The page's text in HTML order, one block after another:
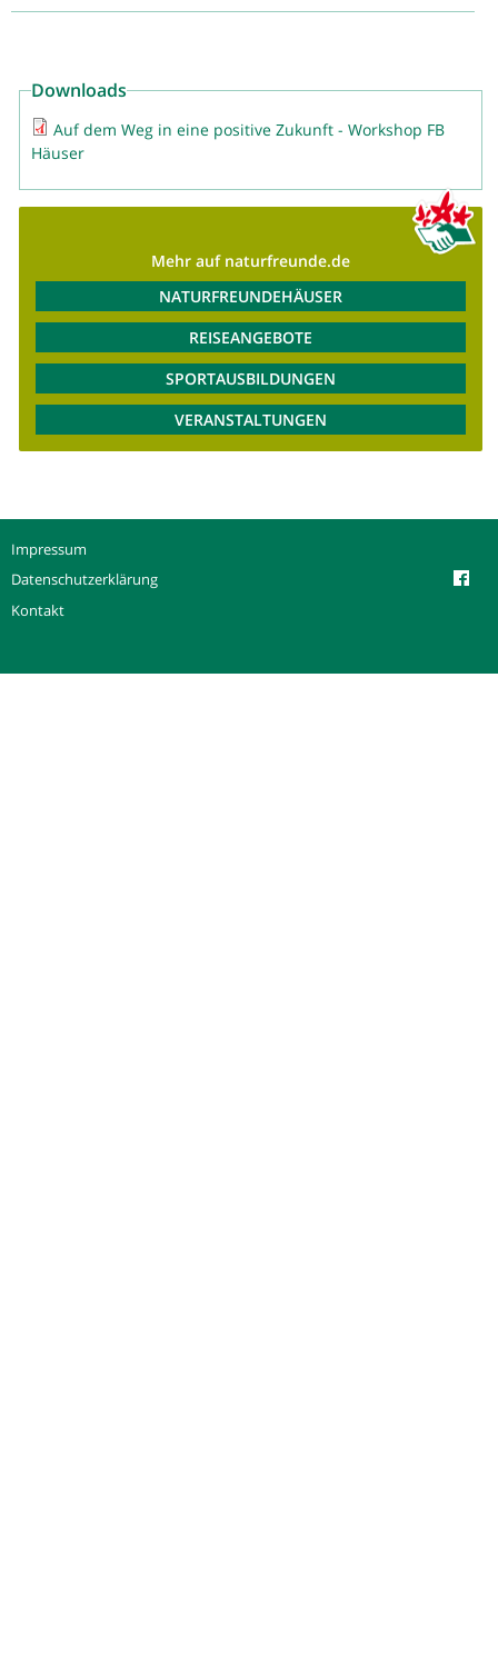
Downloads
Auf dem Weg in eine positive Zukunft - Workshop FB
Häuser
Mehr auf naturfreunde.de
NATURFREUNDEHÄUSER
REISEANGEBOTE
SPORTAUSBILDUNGEN
VERANSTALTUNGEN
Impressum
Datenschutzerklärung
Kontakt